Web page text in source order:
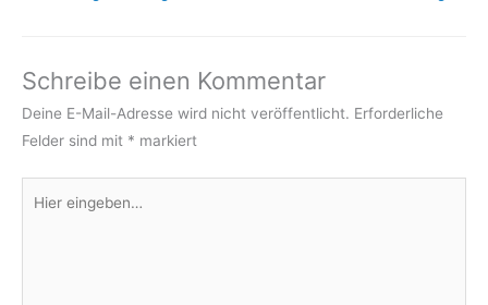
Schreibe einen Kommentar
Deine E-Mail-Adresse wird nicht veröffentlicht. Erforderliche
Felder sind mit * markiert
eingeben…